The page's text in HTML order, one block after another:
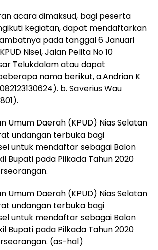
acara dimaksud, bagi peserta
kegiatan, dapat mendaftarkan
pada tanggal 6 Januari
Nisel, Jalan Pelita No 10
Telukdalam atau dapat
nama berikut, a.Andrian K
b. Saverius Wau
Umum Daerah (KPUD) Nias Selatan
undangan terbuka bagi
untuk mendaftar sebagai Balon
Bupati pada Pilkada Tahun 2020
Umum Daerah (KPUD) Nias Selatan
undangan terbuka bagi
untuk mendaftar sebagai Balon
Bupati pada Pilkada Tahun 2020
(as-hal)